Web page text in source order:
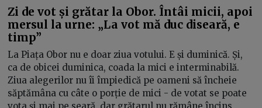
Zi de vot și grătar la Obor. Întâi micii, apoi
mersul la urne: „La vot mă duc diseară, e
timp”
La Piața Obor nu e doar ziua votului. E și duminică. Și,
ca de obicei duminica, coada la mici e interminabilă.
Ziua alegerilor nu îi împiedică pe oameni să încheie
săptămâna cu câte o porție de mici - de votat se poate